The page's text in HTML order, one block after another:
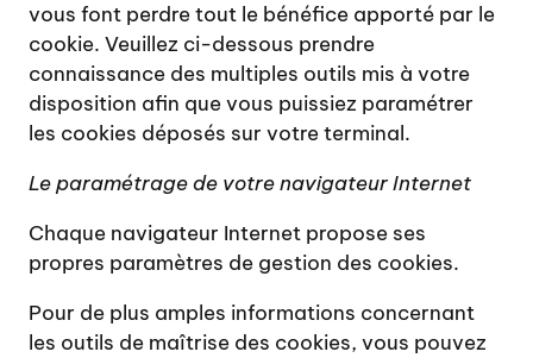
vous font perdre tout le bénéfice apporté par le
cookie. Veuillez ci-dessous prendre
connaissance des multiples outils mis à votre
disposition afin que vous puissiez paramétrer
les cookies déposés sur votre terminal.
Le paramétrage de votre navigateur Internet
Chaque navigateur Internet propose ses
propres paramètres de gestion des cookies.
Pour de plus amples informations concernant
les outils de maîtrise des cookies, vous pouvez